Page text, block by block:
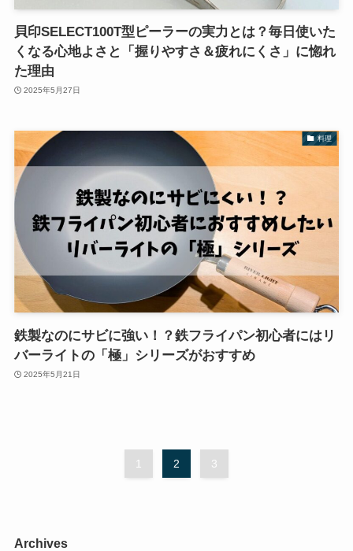
貝印SELECT100T型ピーラーの実力とは？毎日使いた
くなる心地よさと「握りやすさ＆疲れにくさ」に惚れ
た理由
2025年5月27日
料理
鉄製なのにサビに強い！？鉄フライパン初心者にはリ
バーライトの「極」シリーズがおすすめ
2025年5月21日
1 2 3
Archives